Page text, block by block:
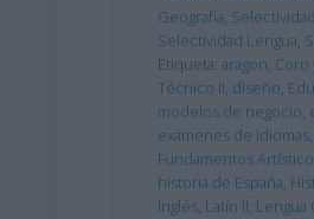
Geografía,
Selectividad Lengua,
Etiqueta: aragon, Coro
Técnico II, diseño,
modelos de negocio,
exámenes de idiomas,
Fundamentos
historia de España,
Inglés, Latín II, Lengua